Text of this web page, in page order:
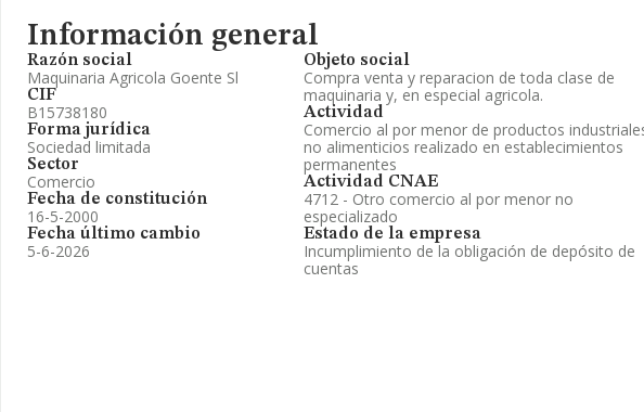
Información general
Razón social
Maquinaria Agricola Goente Sl
CIF
B15738180
Forma jurídica
Sociedad limitada
Sector
Comercio
Fecha de constitución
16-5-2000
Fecha último cambio
5-6-2026
Objeto social
Compra venta y reparacion de toda clase de
maquinaria y, en especial agricola.
Actividad
Comercio al por menor de productos
no alimenticios realizado en establecimientos
permanentes
Actividad CNAE
4712 - Otro comercio al por menor no
especializado
Estado de la empresa
Incumplimiento de la obligación de depósito de
cuentas